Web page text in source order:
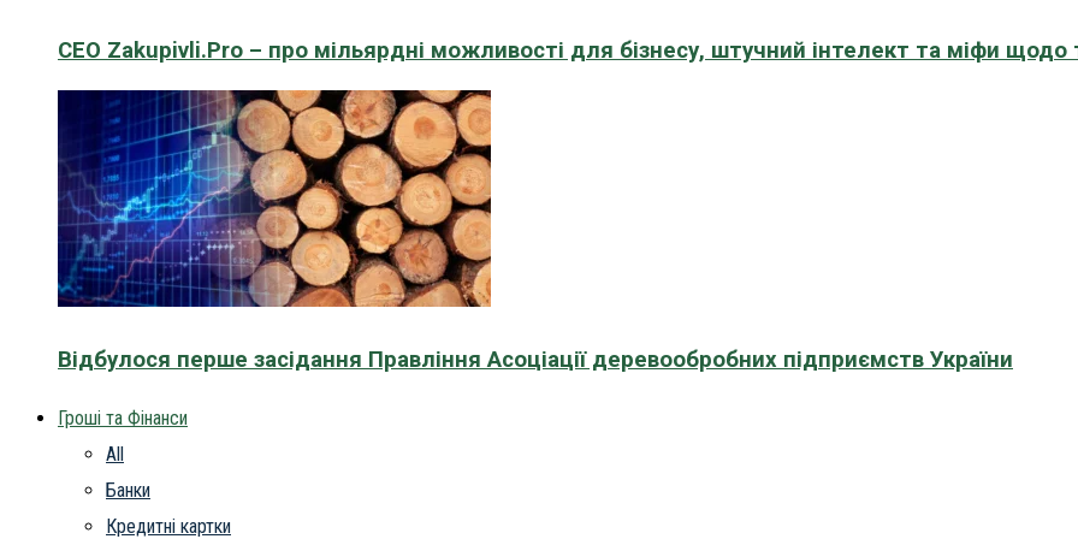
CEO Zakupivli.Pro – про мільярдні можливості для бізнесу, штучний інтелект та міфи щодо
Відбулося перше засідання Правління Асоціації деревообробних підприємств України
Гроші та Фінанси
All
Банки
Кредитні картки